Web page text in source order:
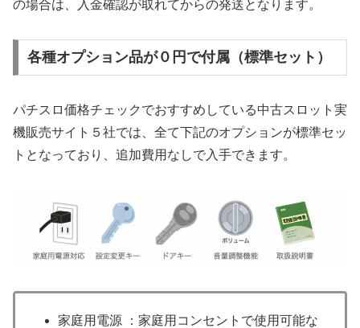
の場合は、入金確認が取れてからの発送となります。
各種オプション品が０円で付属（標準セット）
パチスロ価格チェックでおすすめしている中古スロット実
機販売サイト５社では、全て下記のオプションが標準セッ
トとなっており、追加費用なしで入手できます。
家庭用電源 ：家庭用コンセントで使用可能な